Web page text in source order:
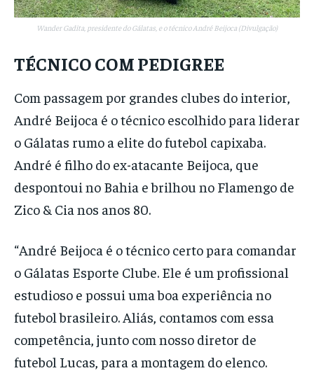
Wander Gadita, presidente do Gálatas, e o técnico André Beijoca (Divulgação)
TÉCNICO COM PEDIGREE
Com passagem por grandes clubes do interior,
André Beijoca é o técnico escolhido para liderar
o Gálatas rumo a elite do futebol capixaba.
André é filho do ex-atacante Beijoca, que
despontoui no Bahia e brilhou no Flamengo de
Zico & Cia nos anos 80.
“André Beijoca é o técnico certo para comandar
o Gálatas Esporte Clube. Ele é um profissional
estudioso e possui uma boa experiência no
futebol brasileiro. Aliás, contamos com essa
competência, junto com nosso diretor de
futebol Lucas, para a montagem do elenco.